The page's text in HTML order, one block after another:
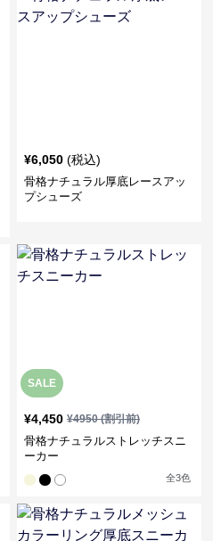
¥6,050 (税込)
骨格ナチュラル厚底レースアッ
プシューズ
SALE
¥4,450 ¥4950(割引前)
骨格ナチュラルストレッチスニ
ーカー
全3色